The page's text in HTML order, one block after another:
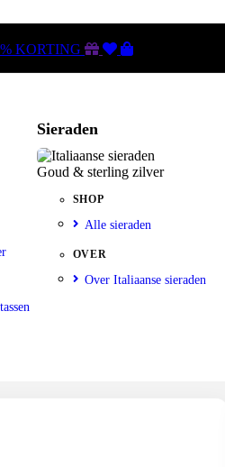
KORTING Gutscheine
Wunschliste
Warenkorb
Sieraden
Goud & sterling zilver
SHOP
Alle sieraden
OVER
Over Italiaanse sieraden